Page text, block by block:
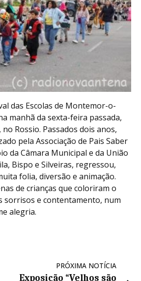
das Escolas de Montemor-o-
manhã da sexta-feira passada,
Rossio. Passados dois anos,
pela Associação de Pais Saber
da Câmara Municipal e da União
Bispo e Silveiras, regressou,
folia, diversão e animação.
de crianças que coloriram o
sorrisos e contentamento, num
alegria.
PRÓXIMA NOTÍCIA
Exposição “Velhos são